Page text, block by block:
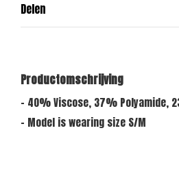
Delen
Productomschrijving
- 40% Viscose, 37% Polyamide,
- Model is wearing size S/M